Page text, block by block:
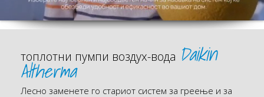
топлотни пумпи воздух-вода Daikin
Altherma
Лесно заменете го стариот систем за греење и за